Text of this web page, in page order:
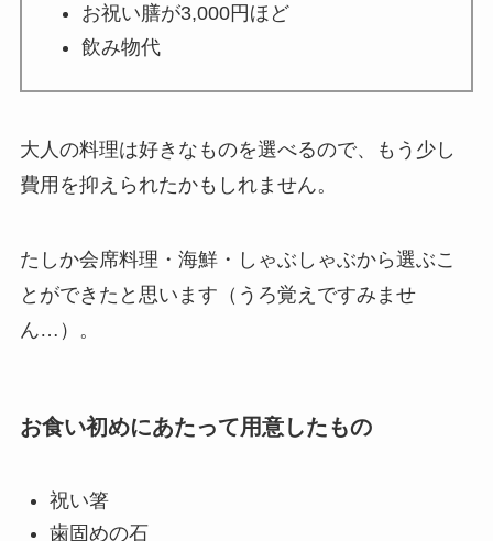
お祝い膳が3,000円ほど
飲み物代
大人の料理は好きなものを選べるので、もう少し
費用を抑えられたかもしれません。
たしか会席料理・海鮮・しゃぶしゃぶから選ぶこ
とができたと思います（うろ覚えですみませ
ん…）。
お食い初めにあたって用意したもの
祝い箸
歯固めの石